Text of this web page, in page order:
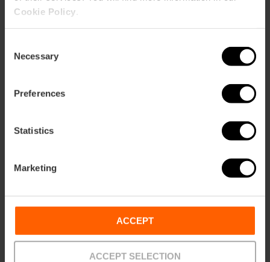
Cookie Policy
Selection
Necessary
Preferences
Statistics
Marketing
ACCEPT
ACCEPT SELECTION
Informació pràctica